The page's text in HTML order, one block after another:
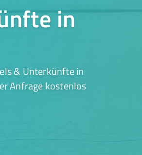
in
& Unterkünfte in
Anfrage kostenlos